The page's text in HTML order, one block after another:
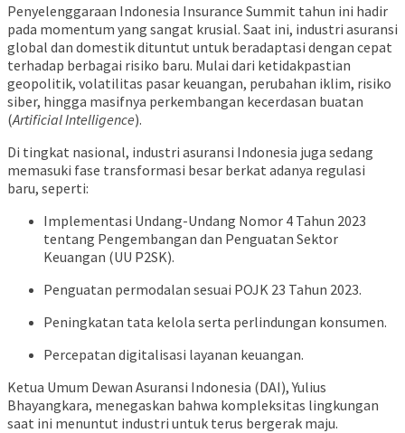
Penyelenggaraan Indonesia Insurance Summit tahun ini hadir
pada momentum yang sangat krusial. Saat ini, industri asuransi
global dan domestik dituntut untuk beradaptasi dengan cepat
terhadap berbagai risiko baru. Mulai dari ketidakpastian
geopolitik, volatilitas pasar keuangan, perubahan iklim, risiko
siber, hingga masifnya perkembangan kecerdasan buatan
(Artificial Intelligence).
Di tingkat nasional, industri asuransi Indonesia juga sedang
memasuki fase transformasi besar berkat adanya regulasi
baru, seperti:
Implementasi Undang-Undang Nomor 4 Tahun 2023
tentang Pengembangan dan Penguatan Sektor
Keuangan (UU P2SK).
Penguatan permodalan sesuai POJK 23 Tahun 2023.
Peningkatan tata kelola serta perlindungan konsumen.
Percepatan digitalisasi layanan keuangan.
Ketua Umum Dewan Asuransi Indonesia (DAI), Yulius
Bhayangkara, menegaskan bahwa kompleksitas lingkungan
saat ini menuntut industri untuk terus bergerak maju.